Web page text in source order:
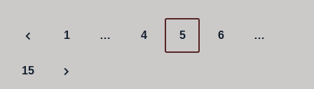
P
o
1 … 4 5 6 …
15